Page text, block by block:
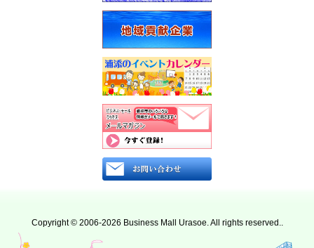
Copyright © 2006-2026 Business Mall Urasoe. All rights reserved..